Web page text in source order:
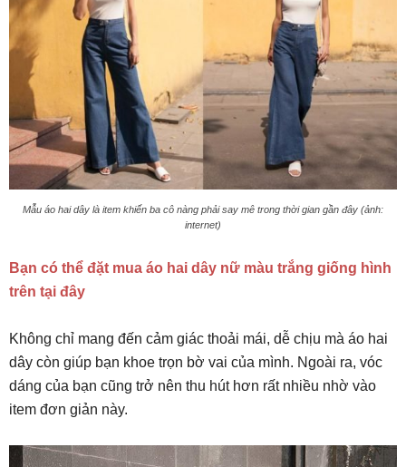
Mẫu áo hai dây là item khiến ba cô nàng phải say mê trong thời gian gần đây (ảnh:
internet)
Bạn có thể đặt mua áo hai dây nữ màu trắng giống hình
trên tại đây
Không chỉ mang đến cảm giác thoải mái, dễ chịu mà áo hai
dây còn giúp bạn khoe trọn bờ vai của mình. Ngoài ra, vóc
dáng của bạn cũng trở nên thu hút hơn rất nhiều nhờ vào
item đơn giản này.